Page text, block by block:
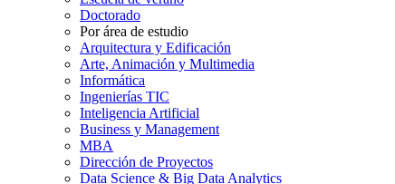
Doctorado
Por área de estudio
Arquitectura y Edificación
Arte, Animación y Multimedia
Informática
Ingenierías TIC
Inteligencia Artificial
Business y Management
MBA
Dirección de Proyectos
Data Science & Big Data Analytics